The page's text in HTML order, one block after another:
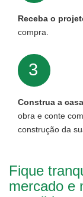
Receba o
compra.
3
Construa a
obra e conte
construção da
Fique
mercado e